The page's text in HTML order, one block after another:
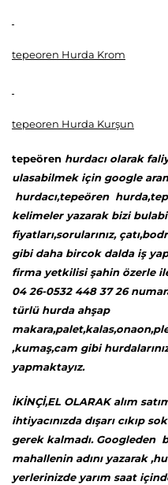
tepeoren Hurda Krom
tepeoren Hurda Kurşun
tepeören hurdacı olarak
ulasabilmek için google
hurdacı,tepeören
kelimeler yazarak bizi
fiyatları,sorularınız,
gibi daha bircok dalda iş
firma yetkilisi şahin özerle
04 26-0532 448 37 26
türlü hurda ahşap
,kumaş,cam gibi
yapmaktayız.
İKİNÇİ,EL OLARAK alım
ihtiyacınızda dışarı cıkıp
gerek kalmadı. Googleden
mahallenin adını yazarak
yerlerinizde yarım saat